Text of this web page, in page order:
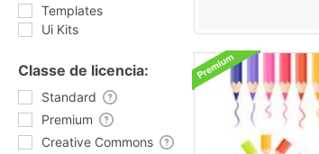
Templates
Ui Kits
Classe de licencia:
Standard
Premium
Creative Commons